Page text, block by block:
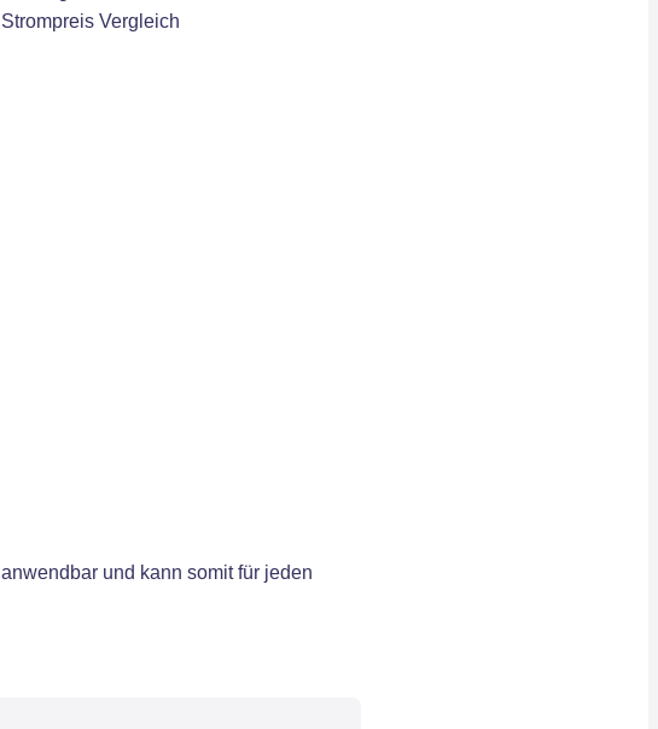
und kann somit für jeden